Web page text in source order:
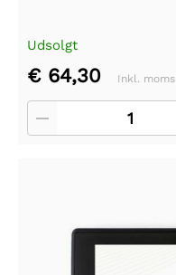
Udsolgt
€ 64,30 Inkl. moms